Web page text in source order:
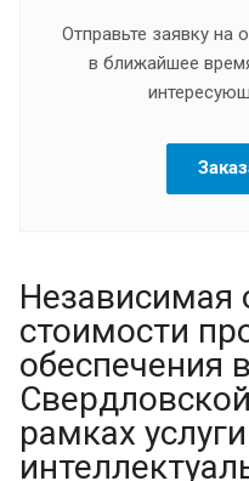
Отправьте заявку
в ближайшее
Независимая
стоимости
обеспечения
рамках